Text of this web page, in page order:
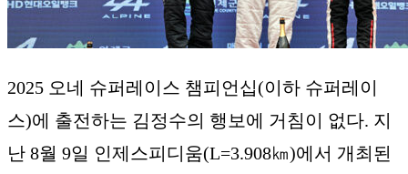
2025 오네 슈퍼레이스 챔피언십(이하 슈퍼레이
스)에 출전하는 김정수의 행보에 거침이 없다. 지
난 8월 9일 인제스피디움(L=3.908㎞)에서 개최된